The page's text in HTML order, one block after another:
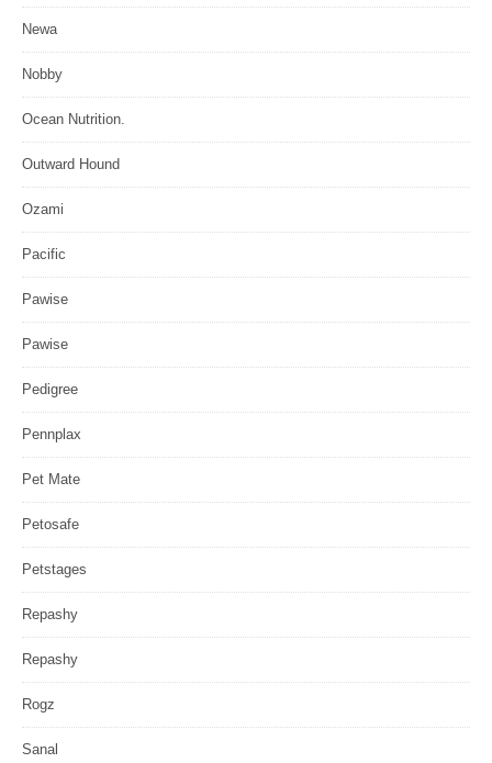
Newa
Nobby
Ocean Nutrition.
Outward Hound
Ozami
Pacific
Pawise
Pawise
Pedigree
Pennplax
Pet Mate
Petosafe
Petstages
Repashy
Repashy
Rogz
Sanal